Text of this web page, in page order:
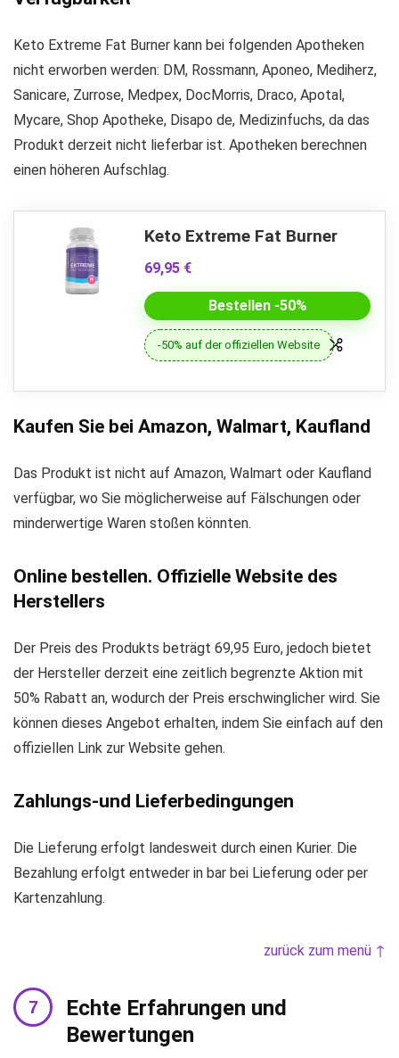
Keto Extreme Fat Burner kann bei folgenden Apotheken
nicht erworben werden: DM, Rossmann, Aponeo, Mediherz,
Sanicare, Zurrose, Medpex, DocMorris, Draco, Apotal,
Mycare, Shop Apotheke, Disapo de, Medizinfuchs, da das
Produkt derzeit nicht lieferbar ist. Apotheken berechnen
einen höheren Aufschlag.
Keto Extreme Fat Burner
69,95 €
Bestellen -50%
-50% auf der offiziellen Website
Kaufen Sie bei Amazon, Walmart, Kaufland
Das Produkt ist nicht auf Amazon, Walmart oder Kaufland
verfügbar, wo Sie möglicherweise auf Fälschungen oder
minderwertige Waren stoßen könnten.
Online bestellen. Offizielle Website des
Herstellers
Der Preis des Produkts beträgt 69,95 Euro, jedoch bietet
der Hersteller derzeit eine zeitlich begrenzte Aktion mit
50% Rabatt an, wodurch der Preis erschwinglicher wird. Sie
können dieses Angebot erhalten, indem Sie einfach auf den
offiziellen Link zur Website gehen.
Zahlungs-und Lieferbedingungen
Die Lieferung erfolgt landesweit durch einen Kurier. Die
Bezahlung erfolgt entweder in bar bei Lieferung oder per
Kartenzahlung.
zurück zum menü ↑
Echte Erfahrungen und
Bewertungen